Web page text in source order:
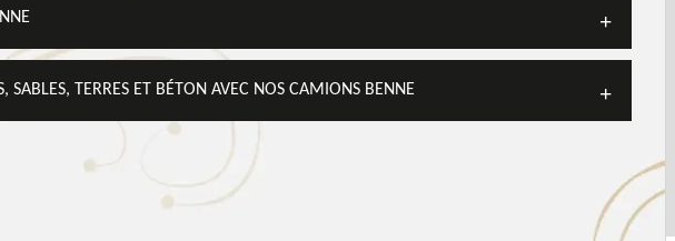
SABLES, TERRES ET BÉTON AVEC NOS CAMIONS BENNE